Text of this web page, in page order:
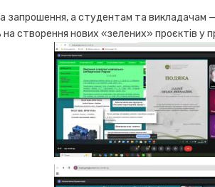
запрошення, а студентам та викладачам
створення нових «зелених» проєктів у